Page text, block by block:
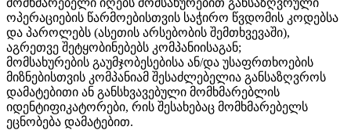
მომხმარებელი იღებს მომსახურებით განსაზღვრული
ოპერაციების წარმოებისთვის საჭირო წვდომის კოდებსა
და პაროლებს (ასეთის არსებობის შემთხვევაში),
აგრეთვე შეტყობინებებს კომპანიისაგან;
მომსახურების გაუმჯობესებისა ან/და უსაფრთხოების
მიზნებისთვის კომპანიამ შესაძლებელია განსაზღვროს
დამატებითი ან განსხვავებული მომხმარებლის
იდენტიფიკატორები, რის შესახებაც მომხმარებელს
ეცნობება დამატებით.